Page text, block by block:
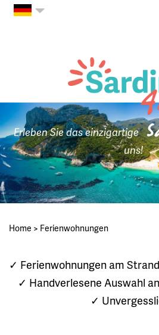
Erleben Sie das einzigartige
uns!
Home > Ferienwohnungen
✓ Ferienwohnungen am Strand
✓ Handverlesene Auswahl
✓